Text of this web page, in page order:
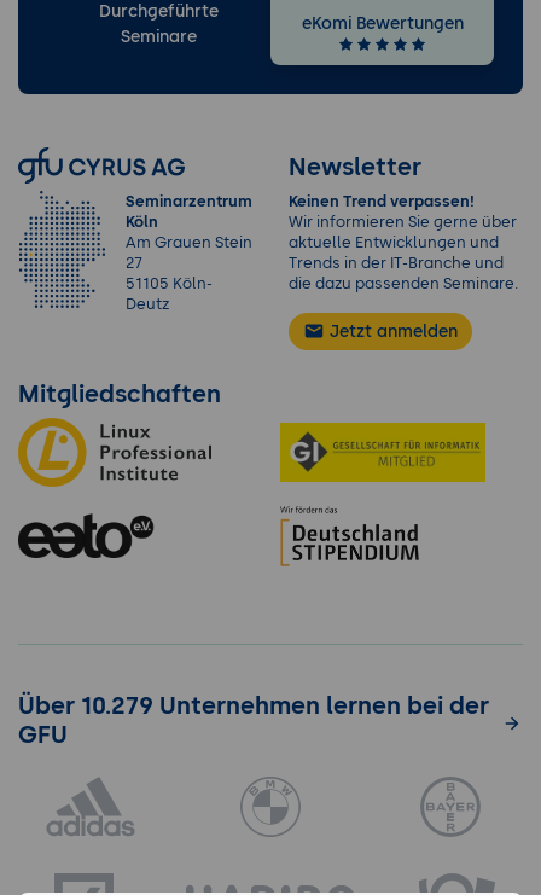
Durchgeführte
Seminare
eKomi Bewertungen
Seminarzentrum
Köln
Am Grauen Stein
27
51105 Köln-
Deutz
Newsletter
Keinen Trend verpassen!
Wir informieren Sie gerne über
aktuelle Entwicklungen und
Trends in der IT-Branche und
die dazu passenden Seminare.
Jetzt anmelden
Mitgliedschaften
Über 10.279 Unternehmen lernen bei der
GFU